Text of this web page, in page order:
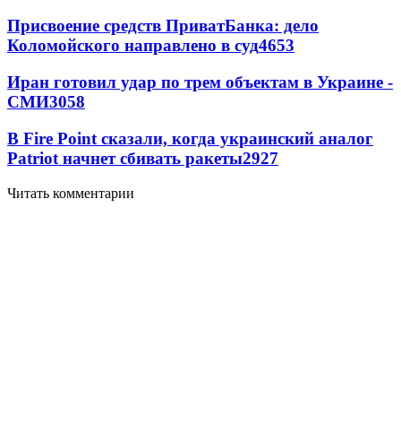
Присвоение средств ПриватБанка: дело
Коломойского направлено в суд4653
Иран готовил удар по трем объектам в Украине -
СМИ3058
В Fire Point сказали, когда украинский аналог
Patriot начнет сбивать ракеты2927
Читать комментарии